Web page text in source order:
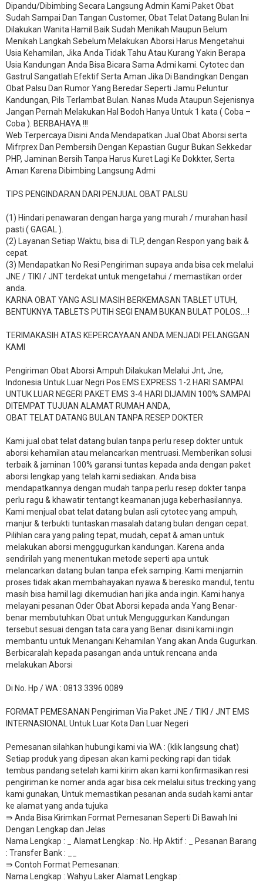
Dipandu/Dibimbing Secara Langsung Admin Kami Paket Obat
Sudah Sampai Dan Tangan Customer, Obat Telat Datang Bulan Ini
Dilakukan Wanita Hamil Baik Sudah Menikah Maupun Belum
Menikah Langkah Sebelum Melakukan Aborsi Harus Mengetahui
Usia Kehamilan, Jika Anda Tidak Tahu Atau Kurang Yakin Berapa
Usia Kandungan Anda Bisa Bicara Sama Admi kami. Cytotec dan
Gastrul Sangatlah Efektif Serta Aman Jika Di Bandingkan Dengan
Obat Palsu Dan Rumor Yang Beredar Seperti Jamu Peluntur
Kandungan, Pils Terlambat Bulan. Nanas Muda Ataupun Sejenisnya
Jangan Pernah Melakukan Hal Bodoh Hanya Untuk 1 kata ( Coba –
Coba ). BERBAHAYA !!!
Web Terpercaya Disini Anda Mendapatkan Jual Obat Aborsi serta
Mifrprex Dan Pembersih Dengan Kepastian Gugur Bukan Sekkedar
PHP, Jaminan Bersih Tanpa Harus Kuret Lagi Ke Dokkter, Serta
Aman Karena Dibimbing Langsung Admi
TIPS PENGINDARAN DARI PENJUAL OBAT PALSU
(1) Hindari penawaran dengan harga yang murah / murahan hasil
pasti ( GAGAL ).
(2) Layanan Setiap Waktu, bisa di TLP, dengan Respon yang baik &
cepat.
(3) Mendapatkan No Resi Pengiriman supaya anda bisa cek melalui
JNE / TIKI / JNT terdekat untuk mengetahui / memastikan order
anda.
KARNA OBAT YANG ASLI MASIH BERKEMASAN TABLET UTUH,
BENTUKNYA TABLETS PUTIH SEGI ENAM BUKAN BULAT POLOS….!
TERIMAKASIH ATAS KEPERCAYAAN ANDA MENJADI PELANGGAN
KAMI
Pengiriman Obat Aborsi Ampuh Dilakukan Melalui Jnt, Jne,
Indonesia Untuk Luar Negri Pos EMS EXPRESS 1-2 HARI SAMPAI.
UNTUK LUAR NEGERI PAKET EMS 3-4 HARI DIJAMIN 100% SAMPAI
DITEMPAT TUJUAN ALAMAT RUMAH ANDA,
OBAT TELAT DATANG BULAN TANPA RESEP DOKTER
Kami jual obat telat datang bulan tanpa perlu resep dokter untuk
aborsi kehamilan atau melancarkan mentruasi. Memberikan solusi
terbaik & jaminan 100% garansi tuntas kepada anda dengan paket
aborsi lengkap yang telah kami sediakan. Anda bisa
mendapatkannya dengan mudah tanpa perlu resep dokter tanpa
perlu ragu & khawatir tentangt keamanan juga keberhasilannya.
Kami menjual obat telat datang bulan asli cytotec yang ampuh,
manjur & terbukti tuntaskan masalah datang bulan dengan cepat.
Pilihlan cara yang paling tepat, mudah, cepat & aman untuk
melakukan aborsi menggugurkan kandungan. Karena anda
sendirilah yang menentukan metode seperti apa untuk
melancarkan datang bulan tanpa efek samping. Kami menjamin
proses tidak akan membahayakan nyawa & beresiko mandul, tentu
masih bisa hamil lagi dikemudian hari jika anda ingin. Kami hanya
melayani pesanan Oder Obat Aborsi kepada anda Yang Benar-
benar membutuhkan Obat untuk Menguggurkan Kandungan
tersebut sesuai dengan tata cara yang Benar. disini kami ingin
membantu untuk Menangani Kehamilan Yang akan Anda Gugurkan.
Berbicaralah kepada pasangan anda untuk rencana anda
melakukan Aborsi
Di No. Hp / WA : 0813 3396 0089
FORMAT PEMESANAN Pengiriman Via Paket JNE / TIKI / JNT EMS
INTERNASIONAL Untuk Luar Kota Dan Luar Negeri
Pemesanan silahkan hubungi kami via WA : (klik langsung chat)
Setiap produk yang dipesan akan kami pecking rapi dan tidak
tembus pandang setelah kami kirim akan kami konfirmasikan resi
pengiriman ke nomer anda agar bisa cek melalui situs trecking yang
kami gunakan, Untuk memastikan pesanan anda sudah kami antar
ke alamat yang anda tujuka
⇛ Anda Bisa Kirimkan Format Pemesanan Seperti Di Bawah Ini
Dengan Lengkap dan Jelas
Nama Lengkap : _ Alamat Lengkap : No. Hp Aktif : _ Pesanan Barang
: Transfer Bank : __
​⇛ Contoh Format Pemesanan:
Nama Lengkap : Wahyu Laker Alamat Lengkap :